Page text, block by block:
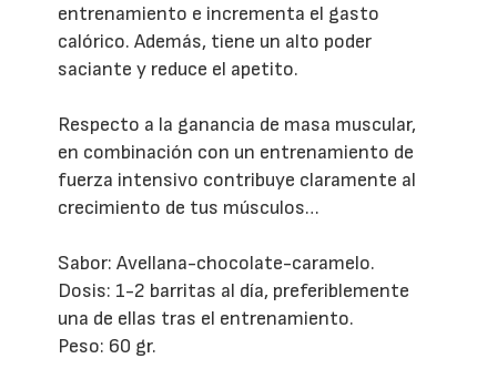
entrenamiento e incrementa el gasto
calórico. Además, tiene un alto poder
saciante y reduce el apetito.
Respecto a la ganancia de masa muscular,
en combinación con un entrenamiento de
fuerza intensivo contribuye claramente al
crecimiento de tus músculos…
Sabor: Avellana-chocolate-caramelo.
Dosis: 1-2 barritas al día, preferiblemente
una de ellas tras el entrenamiento.
Peso: 60 gr.